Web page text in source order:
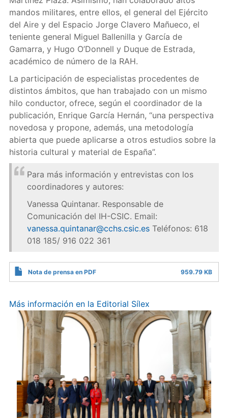
mandos militares, entre ellos, el general del Ejército
del Aire y del Espacio Jorge Clavero Mañueco, el
teniente general Miguel Ballenilla y García de
Gamarra, y Hugo O’Donnell y Duque de Estrada,
académico de número de la RAH.
La participación de especialistas procedentes de
distintos ámbitos, que han trabajado con un mismo
hilo conductor, ofrece, según el coordinador de la
publicación, Enrique García Hernán, “una perspectiva
novedosa y propone, además, una metodología
abierta que puede aplicarse a otros estudios sobre la
historia cultural y material de España”.
Para más información y entrevistas con los
coordinadores y autores:
Vanessa Quintanar. Responsable de
Comunicación del IH-CSIC. Email:
vanessa.quintanar@cchs.csic.esTeléfonos: 618
018 185/ 916 022 361
Nota de prensa en PDF 959.79 KB
Más información en la Editorial Sílex